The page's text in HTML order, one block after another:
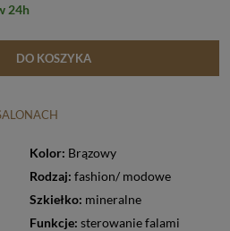
24h
DO KOSZYKA
Kolor: Brązowy
Rodzaj: fashion/ modowe
Szkiełko: mineralne
Funkcje: sterowanie falami